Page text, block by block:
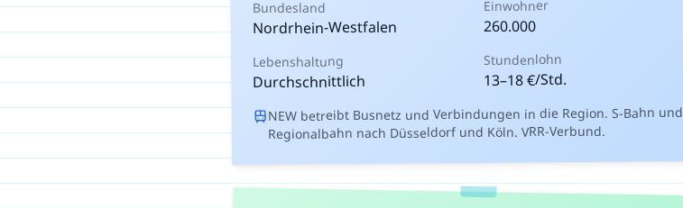
Bundesland
Nordrhein-Westfalen
Einwohner
260.000
Lebenshaltung
Durchschnittlich
Stundenlohn
13–18€/Std.
NEW betreibt Busnetz und Verbindungen in die Region. S-Bahn und
Regionalbahn nach Düsseldorf und Köln. VRR-Verbund.